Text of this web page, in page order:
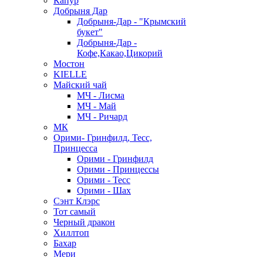
Добрыня Дар
Добрыня-Дар - "Крымский
букет"
Добрыня-Дар -
Кофе,Какао,Цикорий
Мостон
KIELLE
Майский чай
МЧ - Лисма
МЧ - Май
МЧ - Ричард
МК
Орими- Гринфилд, Тесс,
Принцесса
Орими - Гринфилд
Орими - Принцессы
Орими - Тесс
Орими - Шах
Сэнт Клэрс
Тот самый
Черный дракон
Хиллтоп
Бахар
Мери